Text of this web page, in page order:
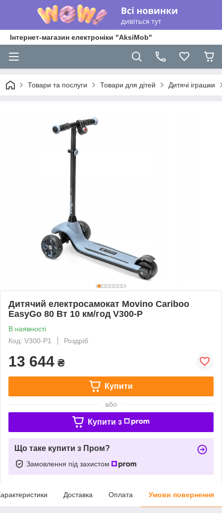
Інтернет-магазин електроніки "AksiMob"
Товари та послуги Товари для дітей Дитячі іграшки
Дитячий електросамокат Movino Cariboo
EasyGo 80 Вт 10 км/год V300-P
В наявності
Код: V300-P1
Роздріб
13 644 ₴
Купити
або
Купити з
Що таке купити з Пром?
Замовлення під захистом
Доставка Оплата Умови повернення